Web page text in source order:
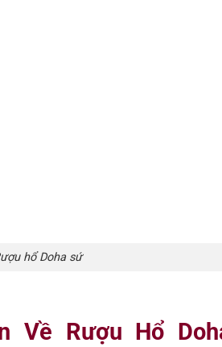
hổ Doha sứ
Về Rượu Hổ